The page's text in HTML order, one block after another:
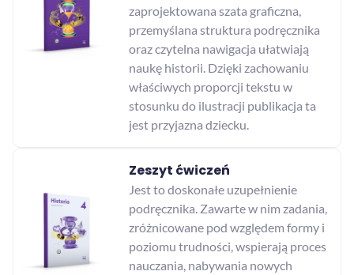
zaprojektowana szata graficzna,
przemyślana struktura podręcznika
oraz czytelna nawigacja ułatwiają
naukę historii. Dzięki zachowaniu
właściwych proporcji tekstu w
stosunku do ilustracji publikacja ta
jest przyjazna dziecku.
Zeszyt ćwiczeń
Jest to doskonałe uzupełnienie
podręcznika. Zawarte w nim zadania,
zróżnicowane pod względem formy i
poziomu trudności, wspierają proces
nauczania, nabywania nowych